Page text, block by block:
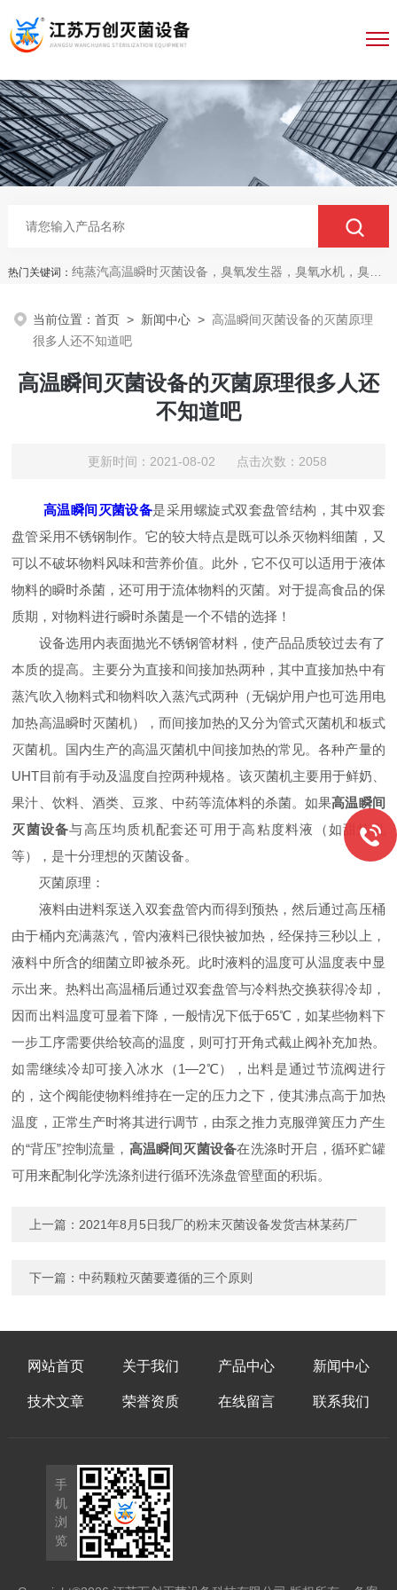
热门关键词： 纯蒸汽高温瞬时灭菌设备，臭氧发生器，臭氧水机，臭氧灭菌柜，无菌传递仓
当前位置：首页 > 新闻中心 > 高温瞬间灭菌设备的灭菌原理
很多人还不知道吧
高温瞬间灭菌设备的灭菌原理很多人还
不知道吧
更新时间：2021-08-02 点击次数：2058
高温瞬间灭菌设备是采用螺旋式双套盘管结构，其中双套
盘管采用不锈钢制作。它的较大特点是既可以杀灭物料细菌，又
可以不破坏物料风味和营养价值。此外，它不仅可以适用于液体
物料的瞬时杀菌，还可用于流体物料的灭菌。对于提高食品的保
质期，对物料进行瞬时杀菌是一个不错的选择！
设备选用内表面抛光不锈钢管材料，使产品品质较过去有了
本质的提高。主要分为直接和间接加热两种，其中直接加热中有
蒸汽吹入物料式和物料吹入蒸汽式两种（无锅炉用户也可选用电
加热高温瞬时灭菌机），而间接加热的又分为管式灭菌机和板式
灭菌机。国内生产的高温灭菌机中间接加热的常见。各种产量的
UHT目前有手动及温度自控两种规格。该灭菌机主要用于鲜奶、
果汁、饮料、酒类、豆浆、中药等流体料的杀菌。如果高温瞬间
灭菌设备与高压均质机配套还可用于高粘度料液（如甜炼乳
等），是十分理想的灭菌设备。
灭菌原理：
液料由进料泵送入双套盘管内而得到预热，然后通过高压桶
由于桶内充满蒸汽，管内液料已很快被加热，经保持三秒以上，
液料中所含的细菌立即被杀死。此时液料的温度可从温度表中显
示出来。热料出高温桶后通过双套盘管与冷料热交换获得冷却，
因而出料温度可显着下降，一般情况下低于65℃，如某些物料下
一步工序需要供给较高的温度，则可打开角式截止阀补充加热。
如需继续冷却可接入冰水（1—2℃），出料是通过节流阀进行
的，这个阀能使物料维持在一定的压力之下，使其沸点高于加热
温度，正常生产时将其进行调节，由泵之推力克服弹簧压力产生
的“背压”控制流量， 高温瞬间灭菌设备在洗涤时开启，循环贮罐
可用来配制化学洗涤剂进行循环洗涤盘管壁面的积垢。
上一篇： 2021年8月5日我厂的粉末灭菌设备发货吉林某药厂
下一篇：中药颗粒灭菌要遵循的三个原则
网站首页 关于我们 产品中心 新闻中心
技术文章 荣誉资质 在线留言 联系我们
手
机
浏
览